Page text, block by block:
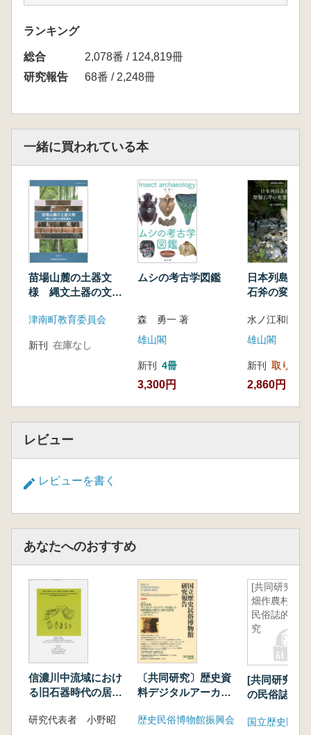
器様相
佐藤信之 津南町における押型文土器
毒島正明 苗場山麓周辺の田戸上層式古段階期
の土器様相 一八斗蒔原式土器の位置づけと展
開
器群
高橋清文 苗場山麓における早期後葉・末葉の
谷藤保彦 前期初頭・前葉の土器群
コラム(拡散する布目式土器)(谷藤保彦)
寺崎裕助 魚沼地域の縄文前期中葉の土器 根
小屋式土器の再検討
谷藤保彦 前期中葉後半の土器群 諏訪前東式
の設定メモ
関根慎二 力タチからみた刈羽式上器と諸磯b
牝鹿を追う
石原正敏 苗場山麓における諸磯c式上器
長澤展生 苗場山麓周辺の中期前葉の土器様相
長澤展生 苗場山麓周辺の中期中葉前半の土器
様相 五丁歩式土器の独自性とその変化
長澤展生 苗場山麓周辺の中期中葉後半の土器
様相 馬高式土器の地域性とその変化
新田康則 苗場山麓における中期後葉前半の土
コラム(火焔土器模造品と山内清男)(佐藤雅
相 城之腰式土器、三十稲場式土器
石坂圭介 苗場山麓を中心とした後期前葉の土
器様相 ひんご式土器、南二十稲場式土器
コラム(南二十稲場 遺跡なのか地点なのか)
(石坂圭介)
石坂圭介 信濃川・阿賀野川流域における加曽
利Bl式並行期 野首K式土器
が語る研究史)(新田康則)
ランキング
総合
2,078番 / 124,819冊
研究報告
68番 / 2,248冊
一緒に買われている本
苗場山麓の土器文
様 縄文土器の文様
津南町教育委員会
新刊 在庫なし
ムシの考古学図鑑
森 勇一 著
雄山閣
新刊 4冊
3,300円
日本列島各
石斧の変遷
水ノ江和同 編
雄山閣
新刊 取り寄せ
2,860円
レビュー
レビューを書く
あなたへのおすすめ
信濃川中流域におけ
る旧石器時代の居住
研究代表者 小野昭
〔共同研究〕歴史資
料デジタルアーカイ
的構造の創生に関す
歴史民俗博物館振興会
[共同研究]
畑作農村の
民俗誌的研
究
[共同研究]畑
の民俗誌的
国立歴史民俗